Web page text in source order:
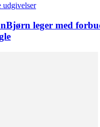
udgivelser
leger med